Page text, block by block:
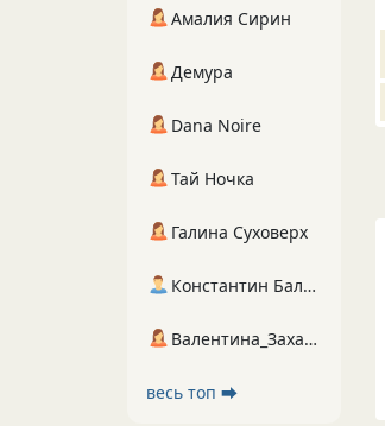
Амалия Сирин
Демура
Dana Noire
Тай Ночка
Галина Суховерх
Константин Балухта
Валентина_Захарова
весь топ ⮕